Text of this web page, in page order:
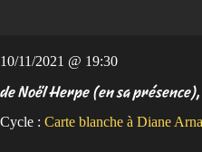
10/11/2021 @ 19:30
de Noël Herpe (en sa
Cycle : Carte blanche à Diane